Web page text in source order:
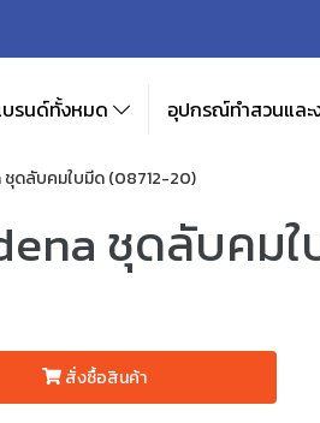
รนด์ทั้งหมด อุปกรณ์ทำสวนและ
ชุดลับคมใบมีด (08712-20)
ชุดลับคม
สั่งซื้อสินค้า